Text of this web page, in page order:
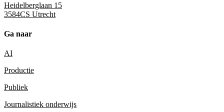
Heidelberglaan 15
3584CS Utrecht
Ga naar
AI
Productie
Publiek
Journalistiek onderwijs